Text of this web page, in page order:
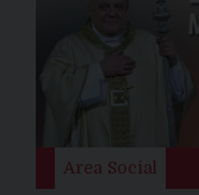
Area Social